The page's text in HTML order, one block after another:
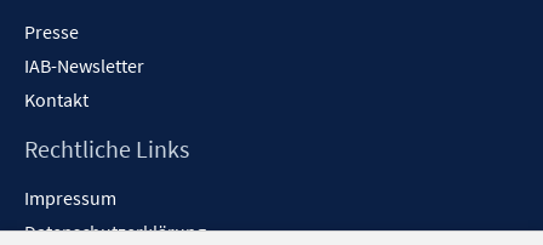
Presse
IAB-Newsletter
Kontakt
Rechtliche Links
Impressum
Datenschutzerklärung